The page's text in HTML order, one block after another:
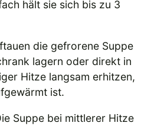
hält sie sich bis zu 3
die gefrorene Suppe
lagern oder direkt in
Hitze langsam erhitzen,
ist.
Suppe bei mittlerer Hitze